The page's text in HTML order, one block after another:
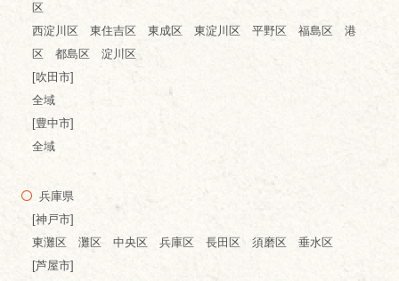
区
西淀川区 東住吉区 東成区 東淀川区 平野区 福島区 港
区 都島区 淀川区
[吹田市]
全域
[豊中市]
全域
兵庫県
[神戸市]
東灘区 灘区 中央区 兵庫区 長田区 須磨区 垂水区
[芦屋市]